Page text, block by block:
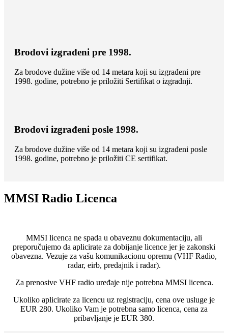
Brodovi izgrađeni pre 1998.
Za brodove dužine više od 14 metara koji su izgrađeni pre
1998. godine, potrebno je priložiti Sertifikat o izgradnji.
Brodovi izgrađeni posle 1998.
Za brodove dužine više od 14 metara koji su izgrađeni posle
1998. godine, potrebno je priložiti CE sertifikat.
MMSI Radio Licenca
MMSI licenca ne spada u obaveznu dokumentaciju, ali
preporučujemo da aplicirate za dobijanje licence jer je zakonski
obavezna. Vezuje za vašu komunikacionu opremu (VHF Radio,
radar, eirb, predajnik i radar).
Za prenosive VHF radio uređaje nije potrebna MMSI licenca.
Ukoliko aplicirate za licencu uz registraciju, cena ove usluge je
EUR 280. Ukoliko Vam je potrebna samo licenca, cena za
pribavljanje je EUR 380.